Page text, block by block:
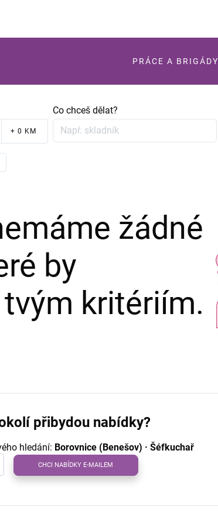
PRÁCE A BRIGÁDY
+ 0 KM
Co chceš dělat?
žádné
by
kritériím.
přibydou nabídky?
hledání: Borovnice (Benešov) · Šéfkuchař
CHCI NABÍDKY E-MAILEM